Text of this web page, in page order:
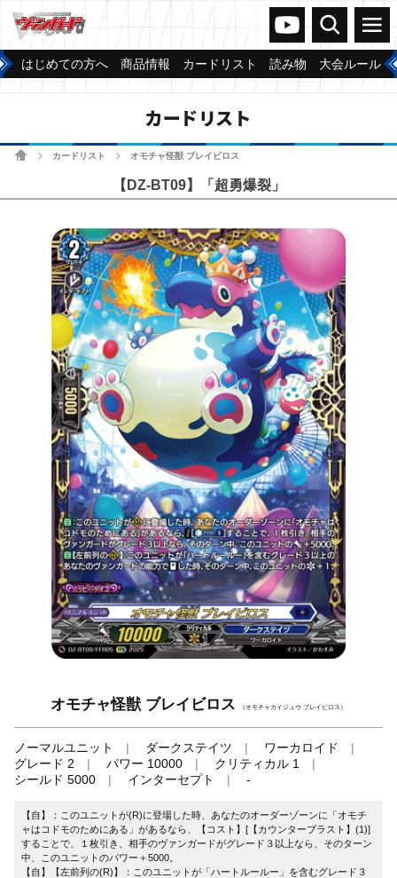
ヴァンガードch
検索 メニュー
はじめての方へ 商品情報 カードリスト 読み物 大会ルール
カードリスト
ホームカードリスト オモチャ怪獣 ブレイビロス
【DZ-BT09】「超勇爆裂」
オモチャ怪獣 ブレイビロス （オモチャカイジュウ ブレイビロス）
ノーマルユニット ダークステイツ
ワーカロイド
グレード 2
パワー 10000
クリティカル 1
シールド 5000
インターセプト -
【自】：このユニットが(R)に登場した時、あなたのオーダーゾーンに「オモチ
ャはコドモのためにある」があるなら、【コスト】[【カウンターブラスト】(1)]
することで、１枚引き、相手のヴァンガードがグレード３以上なら、そのターン
中、このユニットのパワー＋5000。
【自】【左前列の(R)】：このユニットが「ハートルールー」を含むグレード３